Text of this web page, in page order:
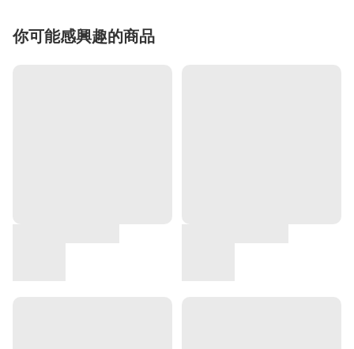
你可能感興趣的商品